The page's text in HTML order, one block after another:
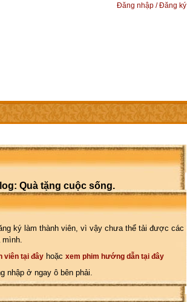
Đăng nhập / Đăng ký
Quà tặng cuộc sống.
ký làm thành viên, vì vậy chưa thể tải được các
mình.
viên tại đây hoặc xem phim hướng dẫn tại đây
nhập ở ngay ô bên phải.